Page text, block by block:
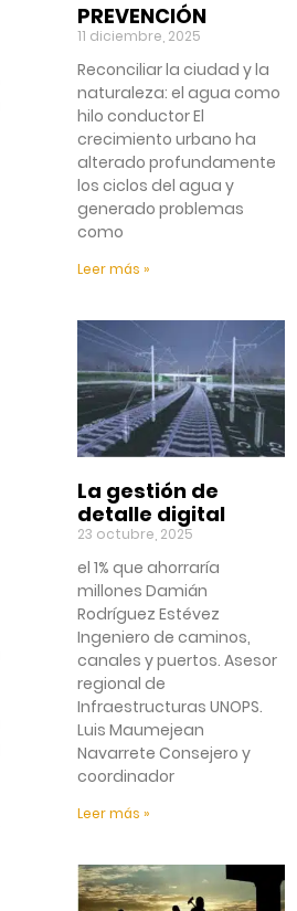
PREVENCIÓN
11 diciembre, 2025
Reconciliar la ciudad y la
naturaleza: el agua como
hilo conductor El
crecimiento urbano ha
alterado profundamente
los ciclos del agua y
generado problemas
como
Leer más »
La gestión de
detalle digital
23 octubre, 2025
el 1% que ahorraría
millones Damián
Rodríguez Estévez
Ingeniero de caminos,
canales y puertos. Asesor
regional de
Infraestructuras UNOPS.
Luis Maumejean
Navarrete Consejero y
coordinador
Leer más »